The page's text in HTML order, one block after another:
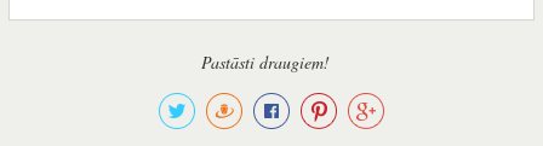
Pastāsti draugiem!